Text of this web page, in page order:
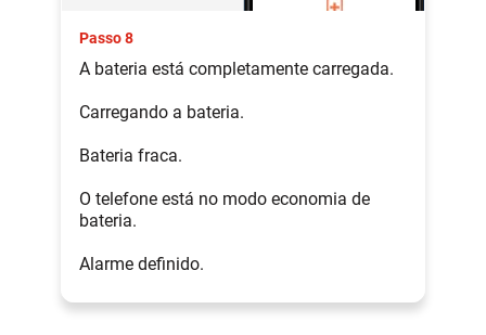
Passo 8
A bateria está completamente carregada.
Carregando a bateria.
Bateria fraca.
O telefone está no modo economia de
bateria.
Alarme definido.